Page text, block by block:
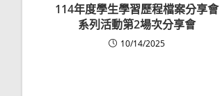
114年度學生學習歷程檔案分享會
系列活動第2場次分享會
10/14/2025